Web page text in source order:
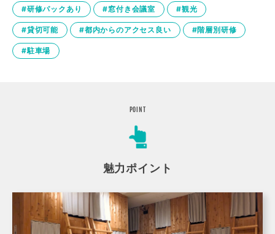
#研修パックあり #窓付き会議室 #観光
#貸切可能 #都内からのアクセス良い #階層別研修
#駐車場
POINT
魅力ポイント